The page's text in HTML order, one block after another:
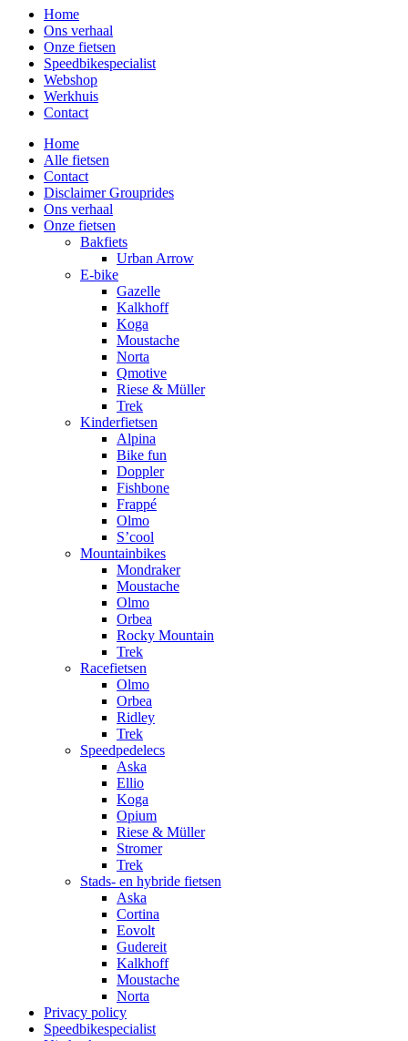
Home
Ons verhaal
Onze fietsen
Speedbikespecialist
Webshop
Werkhuis
Contact
Home
Alle fietsen
Contact
Disclaimer Grouprides
Ons verhaal
Onze fietsen
Bakfiets
Urban Arrow
E-bike
Gazelle
Kalkhoff
Koga
Moustache
Norta
Qmotive
Riese & Müller
Trek
Kinderfietsen
Alpina
Bike fun
Doppler
Fishbone
Frappé
Olmo
S’cool
Mountainbikes
Mondraker
Moustache
Olmo
Orbea
Rocky Mountain
Trek
Racefietsen
Olmo
Orbea
Ridley
Trek
Speedpedelecs
Aska
Ellio
Koga
Opium
Riese & Müller
Stromer
Trek
Stads- en hybride fietsen
Aska
Cortina
Eovolt
Gudereit
Kalkhoff
Moustache
Norta
Privacy policy
Speedbikespecialist